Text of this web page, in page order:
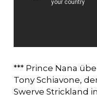
*** Prince Nana
Tony Schiavone,
Swerve Strickland